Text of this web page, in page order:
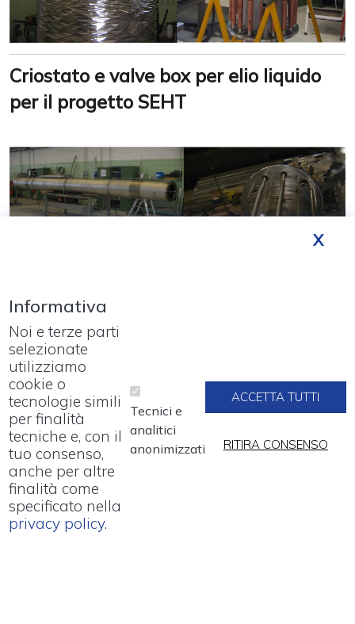
Criostato e valve box per elio liquido
per il progetto SEHT
Sistema di purificazione per argon
liquido per rilevatore ARGONTUBE
(Università di Berna)
Informativa
Noi e terze parti
selezionate
utilizziamo
cookie o
tecnologie simili
per finalità
tecniche e, con il
tuo consenso,
anche per altre
finalità come
specificato nella
privacy policy.
Tecnici e
analitici
anonimizzati
ACCETTA TUTTI
RITIRA CONSENSO